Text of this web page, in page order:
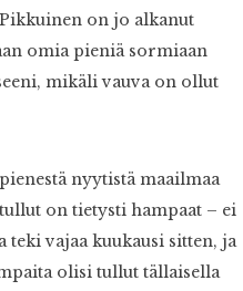
on jo alkanut
omia pieniä sormiaan
mikäli vauva on ollut
nyytistä maailmaa
on tietysti hampaat – ei
teki vajaa kuukausi sitten, ja
olisi tullut tällaisella